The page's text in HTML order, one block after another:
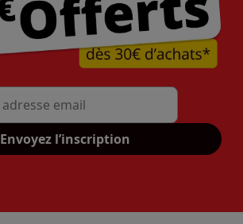
Mon adresse mail
Envoyez l’inscription